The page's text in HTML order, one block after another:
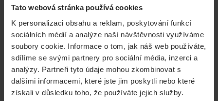
Tato webová stránka používá cookies
K personalizaci obsahu a reklam, poskytování funkcí
sociálních médií a analýze naší návštěvnosti využíváme
soubory cookie. Informace o tom, jak náš web používáte,
sdílíme se svými partnery pro sociální média, inzerci a
analýzy. Partneři tyto údaje mohou zkombinovat s
dalšími informacemi, které jste jim poskytli nebo které
získali v důsledku toho, že používáte jejich služby.